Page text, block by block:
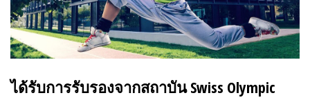
ได้รับการรับรองจากสถาบันSwiss Olympic